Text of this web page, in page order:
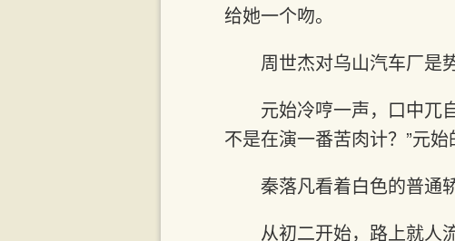
给她一个吻。
周世杰对乌山汽车厂是
元始冷哼一声，口中兀
不是在演一番苦肉计？”元
秦落凡看着白色的普通
从初二开始，路上就人